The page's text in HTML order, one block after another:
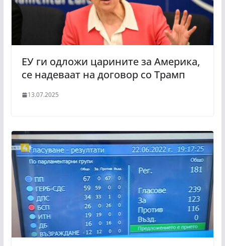
ЕУ ги одложи царините за Америка,
се надеваат на договор со Трамп
13.07.2025